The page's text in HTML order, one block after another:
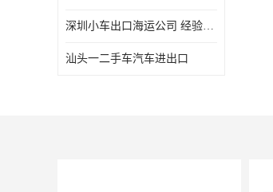
深圳小车出口海运公司 经验丰富
汕头一二手车汽车进出口